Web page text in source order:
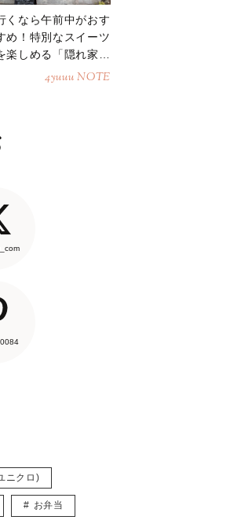
くなら午前中がおす
め！特別なスイーツ
楽しめる「隠れ家カ
4yuuu NOTE
ニクロ)
お弁当